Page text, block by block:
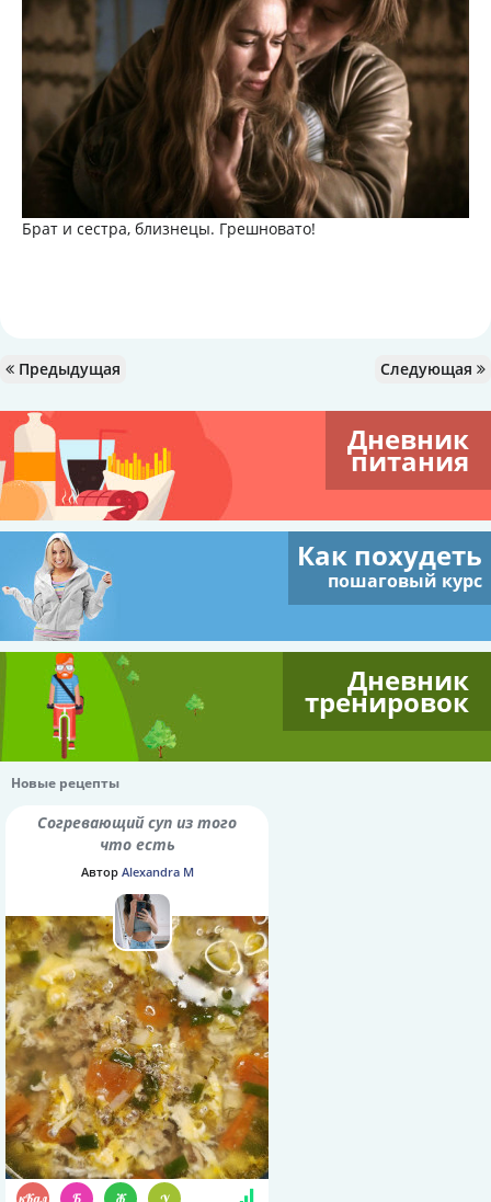
Брат и сестра, близнецы. Грешновато!
Предыдущая Следующая
Дневник
питания
Как похудеть
пошаговый курс
Дневник
тренировок
Новые рецепты
Согревающий суп из того
что есть
Автор Alexandra M